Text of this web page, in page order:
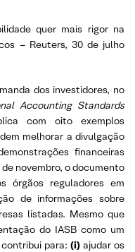
quer mais rigor na
– Reuters, 30 de julho
dos investidores, no
Accounting Standards
com oito exemplos
melhorar a divulgação
financeiras
novembro, o documento
órgãos reguladores em
de informações sobre
listadas. Mesmo que
do IASB como um
contribui para:(i)ajudar os